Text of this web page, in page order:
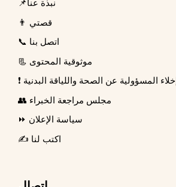
📌نبذة عنا
👨 قصتي
📞 اتصل بنا
📃 موثوقية المحتوى
❗ إخلاء المسؤولية عن الصحة واللياقة البدنية
👥 مجلس مراجعة الخبراء
⏩ سياسة الإعلان
✍️ اكتب لنا